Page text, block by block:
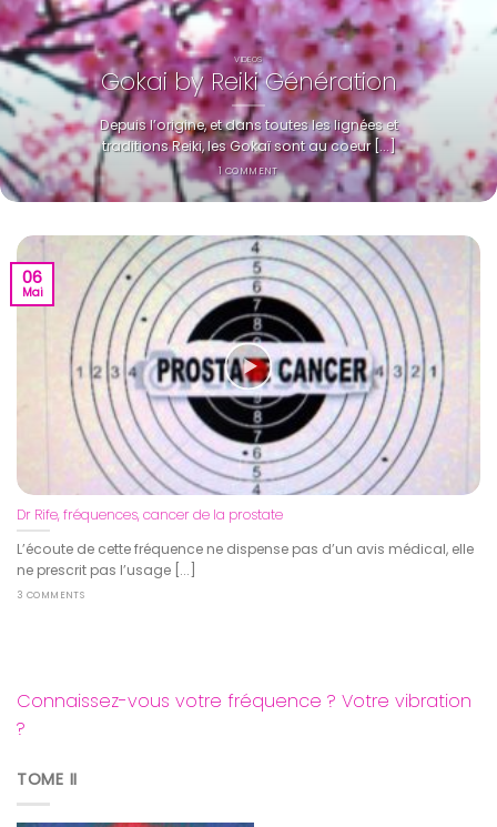
VIDEOS
Gokai by Reiki Génération
Depuis l’origine, et dans toutes les lignées et
traditions Reiki, les Gokaï sont au coeur [...]
1 COMMENT
Dr Rife, fréquences, cancer de la prostate
L’écoute de cette fréquence ne dispense pas d’un avis médical, elle
ne prescrit pas l’usage [...]
3 COMMENTS
06
Mai
Connaissez-vous votre fréquence ? Votre vibration
?
TOME II